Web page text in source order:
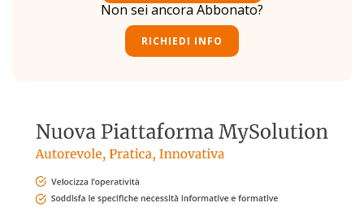
Non sei ancora Abbonato?
RICHIEDI INFO